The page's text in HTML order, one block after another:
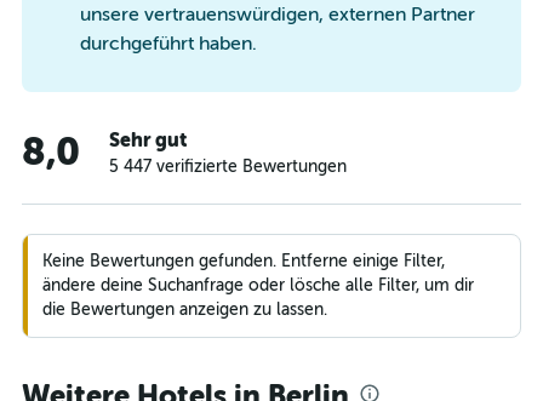
unsere vertrauenswürdigen, externen Partner
durchgeführt haben.
8,0 Sehr gut
5 447 verifizierte Bewertungen
Keine Bewertungen gefunden. Entferne einige Filter,
ändere deine Suchanfrage oder lösche alle Filter, um dir
die Bewertungen anzeigen zu lassen.